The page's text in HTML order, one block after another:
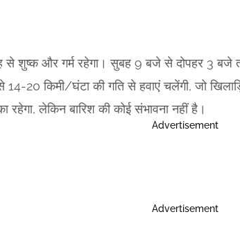
से शुष्क और गर्म रहेगा। सुबह 9 बजे से दोपहर 3
14-20 किमी/घंटा की गति से हवाएं चलेंगी, जो
लेकिन बारिश की कोई संभावना नहीं है।
Advertisement
Advertisement